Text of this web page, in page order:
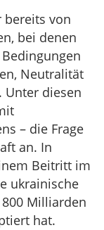
bereits von
bei denen
Neutralität
Unter diesen
– die Frage
an. In
Beitritt im
ukrainische
Milliarden
hat.